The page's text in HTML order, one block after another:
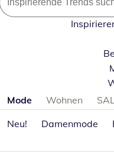
Produktkategorien
Mode Wohnen
Neu!
Damenmode